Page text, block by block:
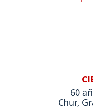
60
Chur,